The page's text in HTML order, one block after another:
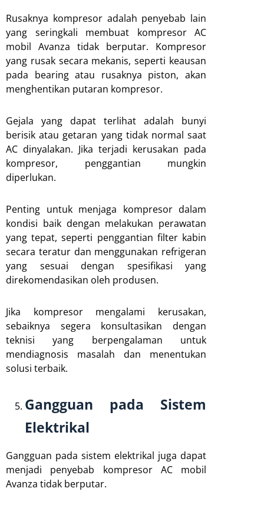
Rusaknya kompresor adalah penyebab lain
yang seringkali membuat kompresor AC
mobil Avanza tidak berputar. Kompresor
yang rusak secara mekanis, seperti keausan
pada bearing atau rusaknya piston, akan
menghentikan putaran kompresor.
Gejala yang dapat terlihat adalah bunyi
berisik atau getaran yang tidak normal saat
AC dinyalakan. Jika terjadi kerusakan pada
kompresor, penggantian mungkin
diperlukan.
Penting untuk menjaga kompresor dalam
kondisi baik dengan melakukan perawatan
yang tepat, seperti penggantian filter kabin
secara teratur dan menggunakan refrigeran
yang sesuai dengan spesifikasi yang
direkomendasikan oleh produsen.
Jika kompresor mengalami kerusakan,
sebaiknya segera konsultasikan dengan
teknisi yang berpengalaman untuk
mendiagnosis masalah dan menentukan
solusi terbaik.
Gangguan pada Sistem
Elektrikal
Gangguan pada sistem elektrikal juga dapat
menjadi penyebab kompresor AC mobil
Avanza tidak berputar.